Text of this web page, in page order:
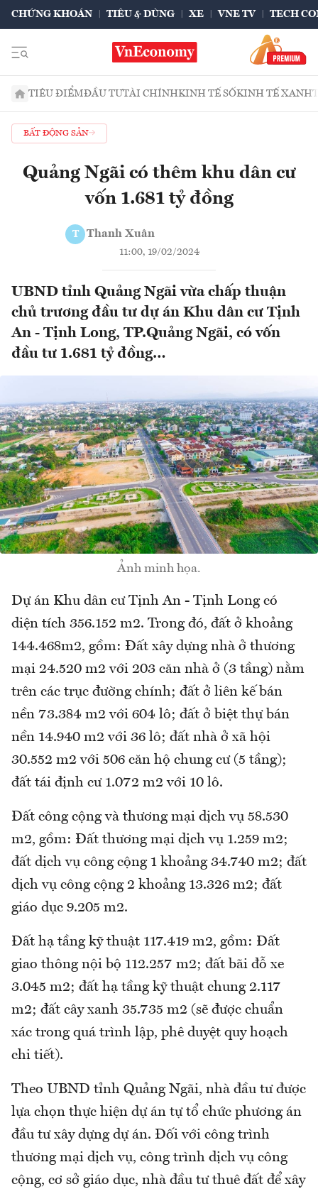
CHỨNG KHOÁN TIÊU & DÙNG XE VNE TV TECH
TIÊU ĐIỂMĐẦU TƯTÀI CHÍNHKINH TẾ SỐKINH TẾ XANH
BẤT ĐỘNG SẢN
Quảng Ngãi có thêm khu dân cư
vốn 1.681 tỷ đồng
T Thanh Xuân
11:00, 19/02/2024
UBND tỉnh Quảng Ngãi vừa chấp thuận
chủ trương đầu tư dự án Khu dân cư Tịnh
An - Tịnh Long, TP.Quảng Ngãi, có vốn
đầu tư 1.681 tỷ đồng…
Ảnh minh họa.
Dự án Khu dân cư Tịnh An - Tịnh Long có
diện tích 356.152 m2. Trong đó, đất ở khoảng
144.468m2, gồm: Đất xây dựng nhà ở thương
mại 24.520 m2 với 203 căn nhà ở (3 tầng) nằm
trên các trục đường chính; đất ở liên kế bán
nền 73.384 m2 với 604 lô; đất ở biệt thự bán
nền 14.940 m2 với 36 lô; đất nhà ở xã hội
30.552 m2 với 506 căn hộ chung cư (5 tầng);
đất tái định cư 1.072 m2 với 10 lô.
Đất công cộng và thương mại dịch vụ 58.530
m2, gồm: Đất thương mại dịch vụ 1.259 m2;
đất dịch vụ công cộng 1 khoảng 34.740 m2; đất
dịch vụ công cộng 2 khoảng 13.326 m2; đất
giáo dục 9.205 m2.
Đất hạ tầng kỹ thuật 117.419 m2, gồm: Đất
giao thông nội bộ 112.257 m2; đất bãi đỗ xe
3.045 m2; đất hạ tầng kỹ thuật chung 2.117
m2; đất cây xanh 35.735 m2 (sẽ được chuẩn
xác trong quá trình lập, phê duyệt quy hoạch
chi tiết).
Theo UBND tỉnh Quảng Ngãi, nhà đầu tư được
lựa chọn thực hiện dự án tự tổ chức phương án
đầu tư xây dựng dự án. Đối với công trình
thương mại dịch vụ, công trình dịch vụ công
cộng, cơ sở giáo dục, nhà đầu tư thuê đất để xây